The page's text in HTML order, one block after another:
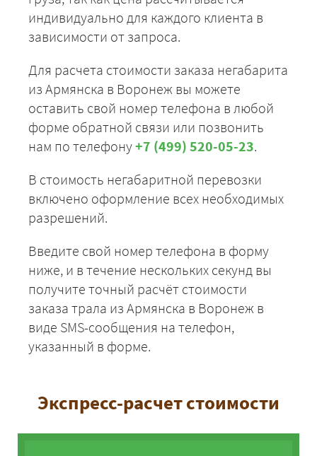
индивидуально для каждого клиента в
зависимости от запроса.
Для расчета стоимости заказа негабарита
из Армянска в Воронеж вы можете
оставить свой номер телефона в любой
форме обратной связи или позвонить
нам по телефону+7 (499) 520-05-23.
В стоимость негабаритной перевозки
включено оформление всех необходимых
разрешений.
Введите свой номер телефона в форму
ниже, и в течение нескольких секунд вы
получите точный расчёт стоимости
заказа трала из Армянска в Воронеж в
виде SMS-сообщения на телефон,
указанный в форме.
Экспресс-расчет стоимости